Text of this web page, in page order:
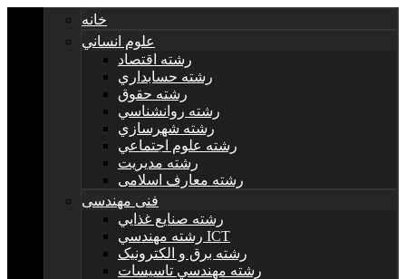
خانه
علوم انساني
رشته اقتصاد
رشته حسابداري
رشته حقوق
رشته روانشناسي
رشته شهرسازي
رشته علوم اجتماعي
رشته مديريت
رشته معارف اسلامی
فنی مهندسی
رشته صنايع غذايي
رشته مهندسي ICT
رشته برق و الکترونيک
رشته مهندسي تاسيسات